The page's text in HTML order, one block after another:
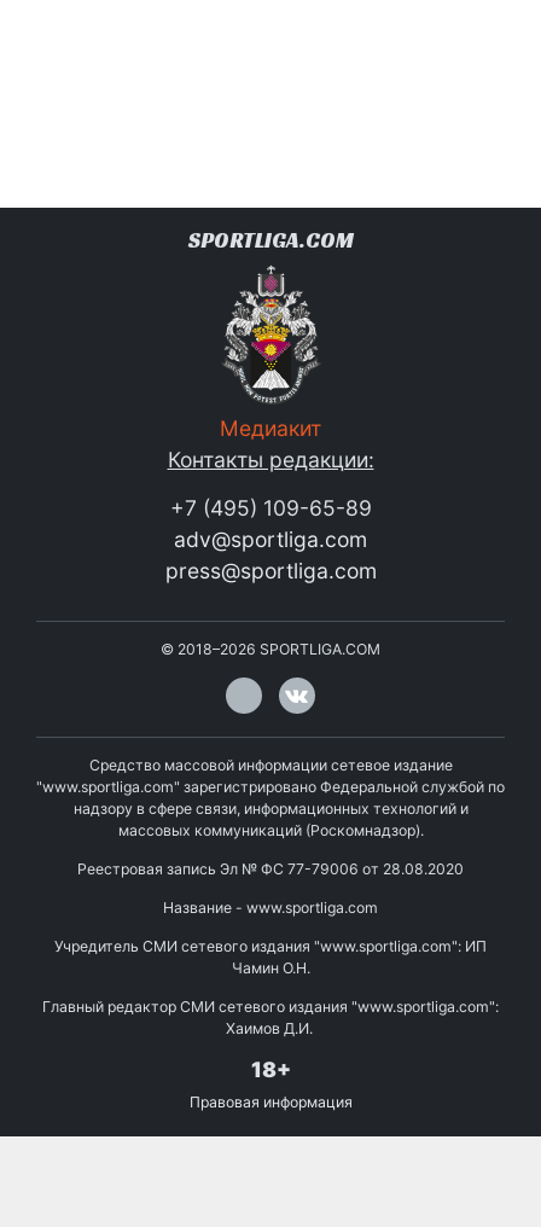
SPORTLIGA.COM
Медиакит
Контакты редакции:
+7 (495) 109-65-89
adv@sportliga.com
press@sportliga.com
© 2018–2026 SPORTLIGA.COM
Средство массовой информации сетевое издание
"www.sportliga.com" зарегистрировано Федеральной службой по
надзору в сфере связи, информационных технологий и
массовых коммуникаций (Роскомнадзор).
Реестровая запись Эл № ФС 77-79006 от 28.08.2020
Название - www.sportliga.com
Учредитель СМИ сетевого издания "www.sportliga.com": ИП
Чамин О.Н.
Главный редактор СМИ сетевого издания "www.sportliga.com":
Хаимов Д.И.
18+
Правовая информация